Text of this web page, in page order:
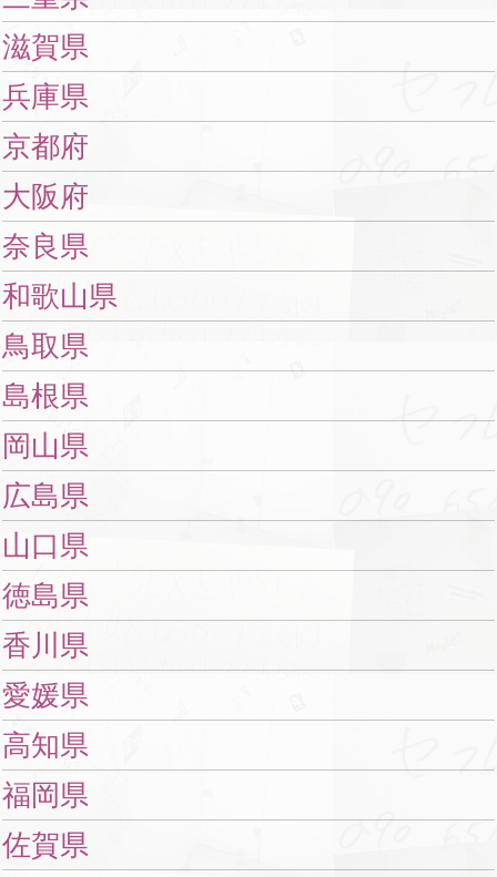
滋賀県
兵庫県
京都府
大阪府
奈良県
和歌山県
鳥取県
島根県
岡山県
広島県
山口県
徳島県
香川県
愛媛県
高知県
福岡県
佐賀県